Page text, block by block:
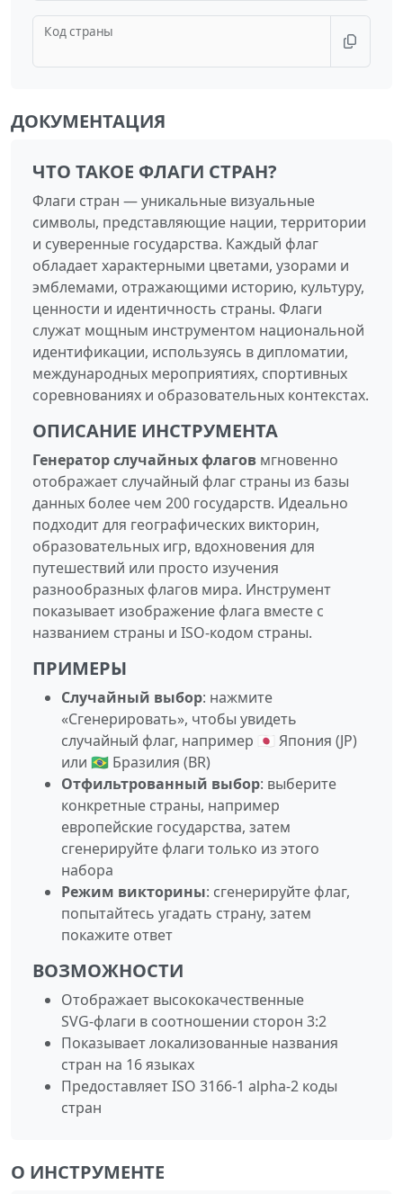
Код страны
ДОКУМЕНТАЦИЯ
ЧТО ТАКОЕ ФЛАГИ СТРАН?
Флаги стран — уникальные визуальные
символы, представляющие нации, территории
и суверенные государства. Каждый флаг
обладает характерными цветами, узорами и
эмблемами, отражающими историю, культуру,
ценности и идентичность страны. Флаги
служат мощным инструментом национальной
идентификации, используясь в дипломатии,
международных мероприятиях, спортивных
соревнованиях и образовательных контекстах.
ОПИСАНИЕ ИНСТРУМЕНТА
Генератор случайных флагов мгновенно
отображает случайный флаг страны из базы
данных более чем 200 государств. Идеально
подходит для географических викторин,
образовательных игр, вдохновения для
путешествий или просто изучения
разнообразных флагов мира. Инструмент
показывает изображение флага вместе с
названием страны и ISO‑кодом страны.
ПРИМЕРЫ
Случайный выбор: нажмите
«Сгенерировать», чтобы увидеть
случайный флаг, например 🇯🇵 Япония (JP)
или 🇧🇷 Бразилия (BR)
Отфильтрованный выбор: выберите
конкретные страны, например
европейские государства, затем
сгенерируйте флаги только из этого
набора
Режим викторины: сгенерируйте флаг,
попытайтесь угадать страну, затем
покажите ответ
ВОЗМОЖНОСТИ
Отображает высококачественные
SVG‑флаги в соотношении сторон 3:2
Показывает локализованные названия
стран на 16 языках
Предоставляет ISO 3166-1 alpha-2 коды
стран
О ИНСТРУМЕНТЕ